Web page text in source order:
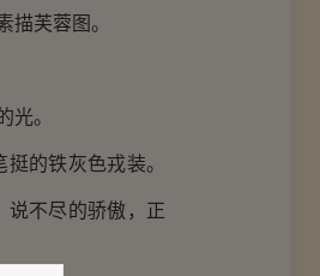
芙蓉图。
。
的铁灰色戎装。
说不尽的骄傲，正